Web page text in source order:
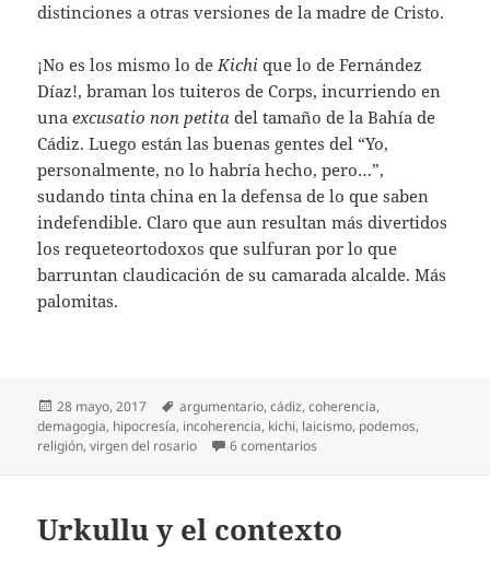
distinciones a otras versiones de la madre de Cristo.
¡No es los mismo lo deKichi que lo de Fernández
Díaz!, braman los tuiteros de Corps, incurriendo en
unaexcusatio non petita del tamaño de la Bahía de
Cádiz. Luego están las buenas gentes del “Yo,
personalmente, no lo habría hecho, pero…”,
sudando tinta china en la defensa de lo que saben
indefendible. Claro que aun resultan más divertidos
los requeteortodoxos que sulfuran por lo que
barruntan claudicación de su camarada alcalde. Más
palomitas.
Publicado
el
28 mayo, 2017 Etiquetas
argumentario,cádiz,coherencia,
demagogia, hipocresía, incoherencia, kichi, laicismo, podemos,
religión,virgen del rosario 6 comentarios
Urkullu y el contexto